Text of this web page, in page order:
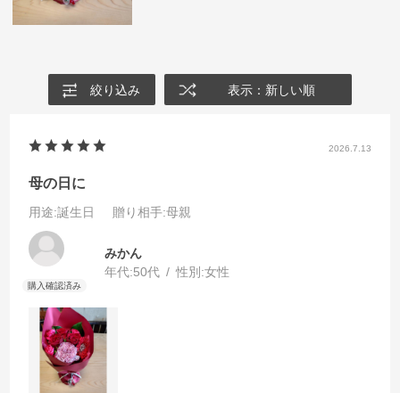
絞り込み 表示：新しい順
2026.7.13
母の日に
用途:誕生日 贈り相手:母親
みかん
年代:50代 性別:女性